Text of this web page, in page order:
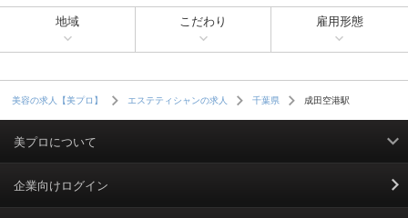
地域 こだわり 雇用形態
美容の求人【美プロ】 エステティシャンの求人 千葉県 成田空港駅
美プロについて
利用規約
企業向けログイン